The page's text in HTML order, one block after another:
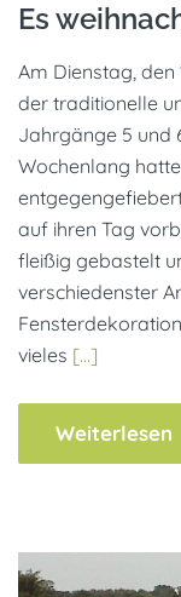
Es
Am Dienstag, den
der traditionelle
Jahrgänge 5 und
Wochenlang
auf ihren Tag
fleißig gebastelt
verschiedenster
vieles […]
Weiterlesen